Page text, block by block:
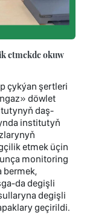
etmekde okuw
çykýan şertleri
döwlet
daş-
institutyň
etmek üçin
monitoring
bermek,
da degişli
degişli
geçirildi.